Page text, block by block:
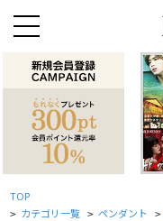
TOP
> カテゴリ一覧 > ペンダント >